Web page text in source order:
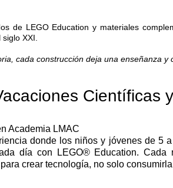
de LEGO Education y materiales
XXI.
cada construcción deja una enseñanza y
Científicas
Academia LMAC
donde los niños y jóvenes de 5
día con LEGO® Education.Cada
crear tecnología, no solo